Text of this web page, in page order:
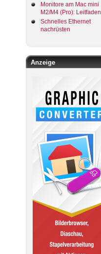
Monitore am Mac mini
M2/M4 (Pro): Leitfaden
Schnelles Ethernet
nachrüsten
Anzeige